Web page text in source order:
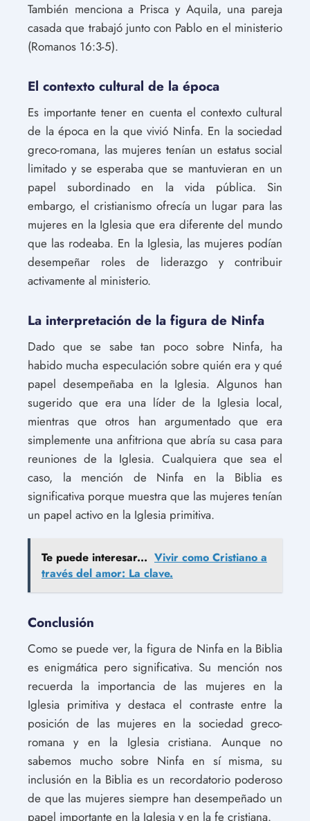
También menciona a Prisca y Aquila, una pareja
casada que trabajó junto con Pablo en el ministerio
(Romanos 16:3-5).
El contexto cultural de la época
Es importante tener en cuenta el contexto cultural
de la época en la que vivió Ninfa. En la sociedad
greco-romana, las mujeres tenían un estatus social
limitado y se esperaba que se mantuvieran en un
papel subordinado en la vida pública. Sin
embargo, el cristianismo ofrecía un lugar para las
mujeres en la Iglesia que era diferente del mundo
que las rodeaba. En la Iglesia, las mujeres podían
desempeñar roles de liderazgo y contribuir
activamente al ministerio.
La interpretación de la figura de Ninfa
Dado que se sabe tan poco sobre Ninfa, ha
habido mucha especulación sobre quién era y qué
papel desempeñaba en la Iglesia. Algunos han
sugerido que era una líder de la Iglesia local,
mientras que otros han argumentado que era
simplemente una anfitriona que abría su casa para
reuniones de la Iglesia. Cualquiera que sea el
caso, la mención de Ninfa en la Biblia es
significativa porque muestra que las mujeres tenían
un papel activo en la Iglesia primitiva.
Te puede interesar... Vivir como Cristiano a
través del amor: La clave.
Conclusión
Como se puede ver, la figura de Ninfa en la Biblia
es enigmática pero significativa. Su mención nos
recuerda la importancia de las mujeres en la
Iglesia primitiva y destaca el contraste entre la
posición de las mujeres en la sociedad greco-
romana y en la Iglesia cristiana. Aunque no
sabemos mucho sobre Ninfa en sí misma, su
inclusión en la Biblia es un recordatorio poderoso
de que las mujeres siempre han desempeñado un
papel importante en la Iglesia y en la fe cristiana.